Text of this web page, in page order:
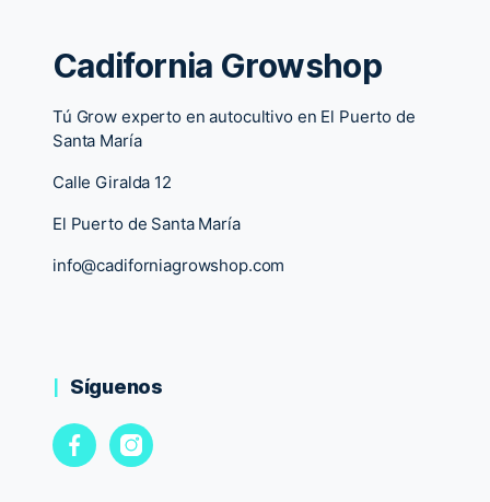
Cadifornia Growshop
Tú Grow experto en autocultivo en El Puerto de
Santa María
Calle Giralda 12
El Puerto de Santa María
info@cadiforniagrowshop.com
Síguenos